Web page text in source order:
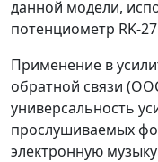
данной модели,
потенциометр RK-
Применение в
обратной связи
универсальность
прослушиваемых
электронную